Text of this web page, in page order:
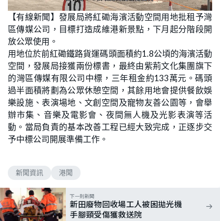
U
n
m
t
e
L
o
a
d
e
d
4
.
1
0
%
【有線新聞】發展局將紅磡海濱活動空間用地批租予灣
區傳媒公司，目標打造成維港新景點，下月起分階段開
放公眾使用。
用地位於前紅磡鐵路貨運碼頭面積約1.8公頃的海濱活動
空間，發展局接獲兩份標書，最終由紫荊文化集團旗下
的灣區傳媒有限公司中標，三年租金約133萬元。碼頭
過半面積將劃為公眾休憩空間，其餘用地會提供餐飲娛
樂設施、表演場地、文創空間及寵物友善公園等，會舉
辦市集、音樂及電影會、夜間無人機及光影表演等活
動。當局負責的基本改善工程已經大致完成，正逐步交
予中標公司開展準備工作。
新聞資訊 港聞
下一則新聞
新田廢物回收場工人被困拋光機
手腳頸受傷獲救送院